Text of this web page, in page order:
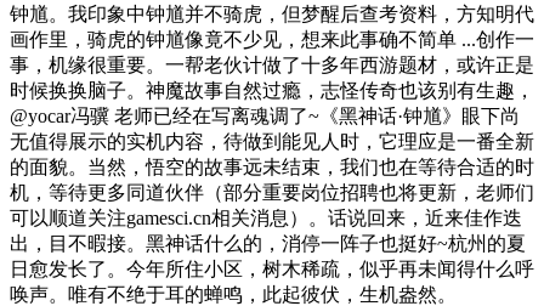
钟馗。我印象中钟馗并不骑虎，但梦醒后查考资料，方知明代
画作里，骑虎的钟馗像竟不少见，想来此事确不简单 ...创作一
事，机缘很重要。一帮老伙计做了十多年西游题材，或许正是
时候换换脑子。神魔故事自然过瘾，志怪传奇也该别有生趣，
@yocar冯骥 老师已经在写离魂调了~《黑神话·钟馗》眼下尚
无值得展示的实机内容，待做到能见人时，它理应是一番全新
的面貌。当然，悟空的故事远未结束，我们也在等待合适的时
机，等待更多同道伙伴（部分重要岗位招聘也将更新，老师们
可以顺道关注gamesci.cn相关消息）。话说回来，近来佳作迭
出，目不暇接。黑神话什么的，消停一阵子也挺好~杭州的夏
日愈发长了。今年所住小区，树木稀疏，似乎再未闻得什么呼
唤声。唯有不绝于耳的蝉鸣，此起彼伏，生机盎然。